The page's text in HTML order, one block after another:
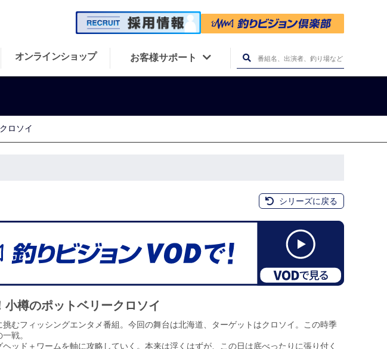
オンラインショップ お客様サポート
ロソイ
シリーズに戻る
樽のポットベリークロソイ
むフィッシングエンタメ番組。今回の舞台は北海道、ターゲットはクロソイ。この時季
戦。
ッド＋ワームを軸に攻略していく。本来は浮くはずが、この日は底べったりに張り付く